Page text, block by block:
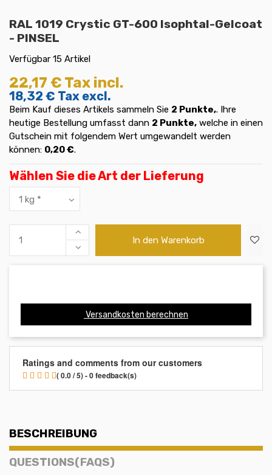
RAL 1019 Crystic GT-600 Isophtal-Gelcoat
- PINSEL
Verfügbar 15 Artikel
22,17 € Tax incl.
18,32 € Tax excl.
Beim Kauf dieses Artikels sammeln Sie 2 Punkte,. Ihre
heutige Bestellung umfasst dann 2 Punkte, welche in einen
Gutschein mit folgendem Wert umgewandelt werden
können: 0,20 €.
Wählen Sie die Art der Lieferung
In den Warenkorb
Versandkosten berechnen
Ratings and comments from our customers
( 0.0 / 5) - 0 feedback(s)
BESCHREIBUNG
QUESTIONS(FAQS)